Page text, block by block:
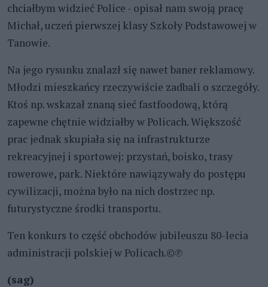
chciałbym widzieć Police - opisał nam swoją pracę
Michał, uczeń pierwszej klasy Szkoły Podstawowej w
Tanowie.
Na jego rysunku znalazł się nawet baner reklamowy.
Młodzi mieszkańcy rzeczywiście zadbali o szczegóły.
Ktoś np. wskazał znaną sieć fastfoodową, którą
zapewne chętnie widziałby w Policach. Większość
prac jednak skupiała się na infrastrukturze
rekreacyjnej i sportowej: przystań, boisko, trasy
rowerowe, park. Niektóre nawiązywały do postępu
cywilizacji, można było na nich dostrzec np.
futurystyczne środki transportu.
Ten konkurs to część obchodów jubileuszu 80-lecia
administracji polskiej w Policach.©℗
(sag)